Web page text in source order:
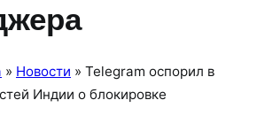
» Новости » Telegram оспорил в
Индии о блокировке